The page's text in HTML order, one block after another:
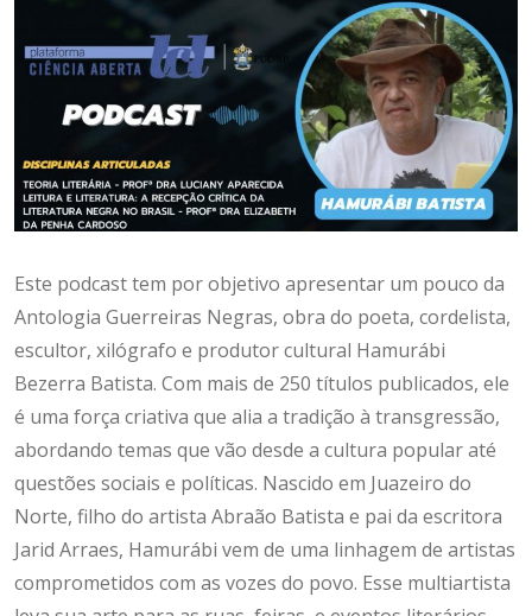
Este podcast tem por objetivo apresentar um pouco da
Antologia Guerreiras Negras, obra do poeta, cordelista,
escultor, xilógrafo e produtor cultural Hamurábi
Bezerra Batista. Com mais de 250 títulos publicados, ele
é uma força criativa que alia a tradição à transgressão,
abordando temas que vão desde a cultura popular até
questões sociais e políticas. Nascido em Juazeiro do
Norte, filho do artista Abraão Batista e pai da escritora
Jarid Arraes, Hamurábi vem de uma linhagem de artistas
comprometidos com as vozes do povo. Esse multiartista